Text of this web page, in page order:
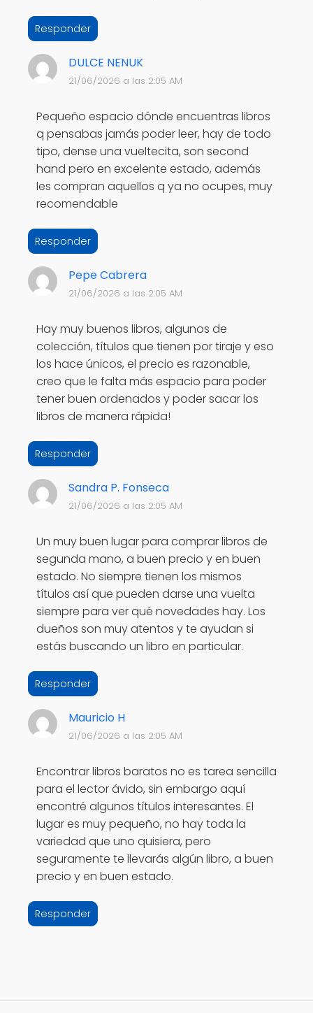
Responder
DULCE NENUK
21/06/2026 a las 2:05 AM
Pequeño espacio dónde encuentras libros
q pensabas jamás poder leer, hay de todo
tipo, dense una vueltecita, son second
hand pero en excelente estado, además
les compran aquellos q ya no ocupes, muy
recomendable
Responder
Pepe Cabrera
21/06/2026 a las 2:05 AM
Hay muy buenos libros, algunos de
colección, títulos que tienen por tiraje y eso
los hace únicos, el precio es razonable,
creo que le falta más espacio para poder
tener buen ordenados y poder sacar los
libros de manera rápida!
Responder
Sandra P. Fonseca
21/06/2026 a las 2:05 AM
Un muy buen lugar para comprar libros de
segunda mano, a buen precio y en buen
estado. No siempre tienen los mismos
títulos así que pueden darse una vuelta
siempre para ver qué novedades hay. Los
dueños son muy atentos y te ayudan si
estás buscando un libro en particular.
Responder
Mauricio H
21/06/2026 a las 2:05 AM
Encontrar libros baratos no es tarea sencilla
para el lector ávido, sin embargo aquí
encontré algunos títulos interesantes. El
lugar es muy pequeño, no hay toda la
variedad que uno quisiera, pero
seguramente te llevarás algún libro, a buen
precio y en buen estado.
Responder